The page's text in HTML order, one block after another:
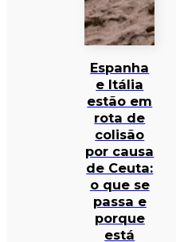
Espanha
e Itália
estão em
rota de
colisão
por causa
de Ceuta:
o que se
passa e
porque
está